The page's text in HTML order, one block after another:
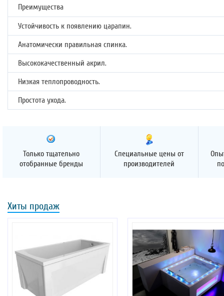
Преимущества
Устойчивость к появлению царапин.
Анатомически правильная спинка.
Высококачественный акрил.
Низкая теплопроводность.
Простота ухода.
Только тщательно
отобранные бренды
Специальные цены от
производителей
Хиты продаж